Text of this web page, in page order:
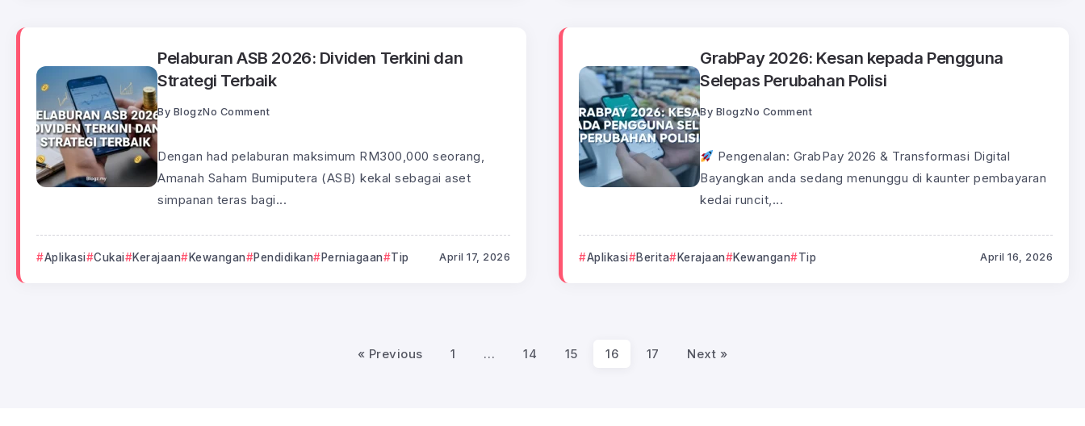
Pelaburan ASB 2026: Dividen Terkini dan
Strategi Terbaik
By BlogzNo Comment
Dengan had pelaburan maksimum RM300,000 seorang,
Amanah Saham Bumiputera (ASB) kekal sebagai aset
simpanan teras bagi...
Aplikasi Cukai Kerajaan Kewangan Pendidikan Perniagaan Tip April 17, 2026
GrabPay 2026: Kesan kepada Pengguna
Selepas Perubahan Polisi
By BlogzNo Comment
Pengenalan: GrabPay 2026 & Transformasi Digital
Bayangkan anda sedang menunggu di kaunter pembayaran
kedai runcit,...
Aplikasi Berita Kerajaan Kewangan Tip April 16, 2026
« Previous 1 … 14 15 16 17 Next »